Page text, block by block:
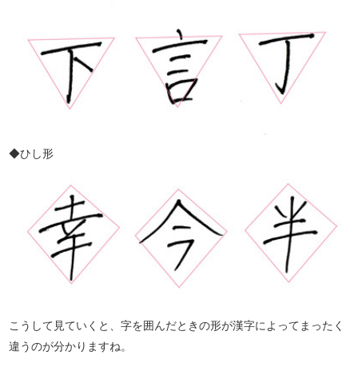
◆ひし形
こうして見ていくと、字を囲んだときの形が漢字によってまったく
違うのが分かりますね。